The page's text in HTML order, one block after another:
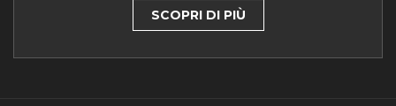
SCOPRI DI PIÙ